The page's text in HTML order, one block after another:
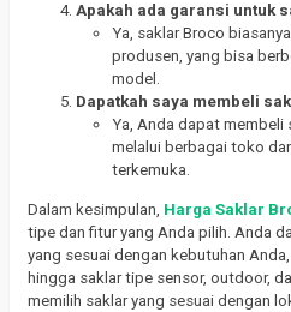
Apakah ada garansi untuk
Ya, saklar Broco
produsen, yang bisa
model.
Dapatkah saya membeli
Ya, Anda dapat membeli
melalui berbagai toko
terkemuka.
Dalam kesimpulan, Harga Saklar
tipe dan fitur yang Anda pilih. Anda
yang sesuai dengan kebutuhan
hingga saklar tipe sensor, outdoor,
memilih saklar yang sesuai dengan